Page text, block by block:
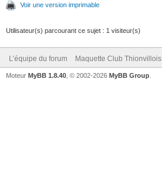
Voir une version imprimable
Utilisateur(s) parcourant ce sujet : 1 visiteur(s)
L’équipe du forum Maquette Club Thionvillois
Moteur MyBB 1.8.40 , © 2002-2026 MyBB Group